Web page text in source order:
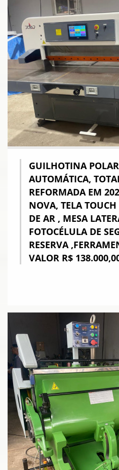
GUILHOTINA
AUTOMÁTICA,
REFORMADA EM
NOVA, TELA TOUCH
DE AR , MESA
FOTOCÉLULA DE
RESERVA
VALOR R$